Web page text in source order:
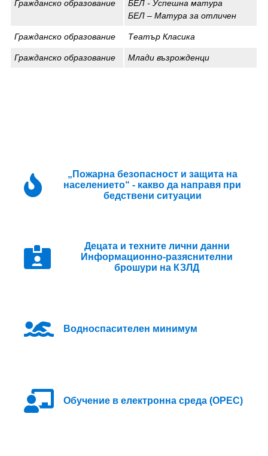
Гражданско образование
БЕЛ - Успешна матура
БЕЛ – Матура за отличен
Гражданско образование Театър Класика
Гражданско образование Млади възрожденци
„Пожарна безопасност и защита на
населението“ - какво да направя при
бедствени ситуации
Децата и техните лични данни
Информационно-разяснителни
брошури на КЗЛД
Водноспасителен минимум
Oбучение в електронна среда (ОРЕС)